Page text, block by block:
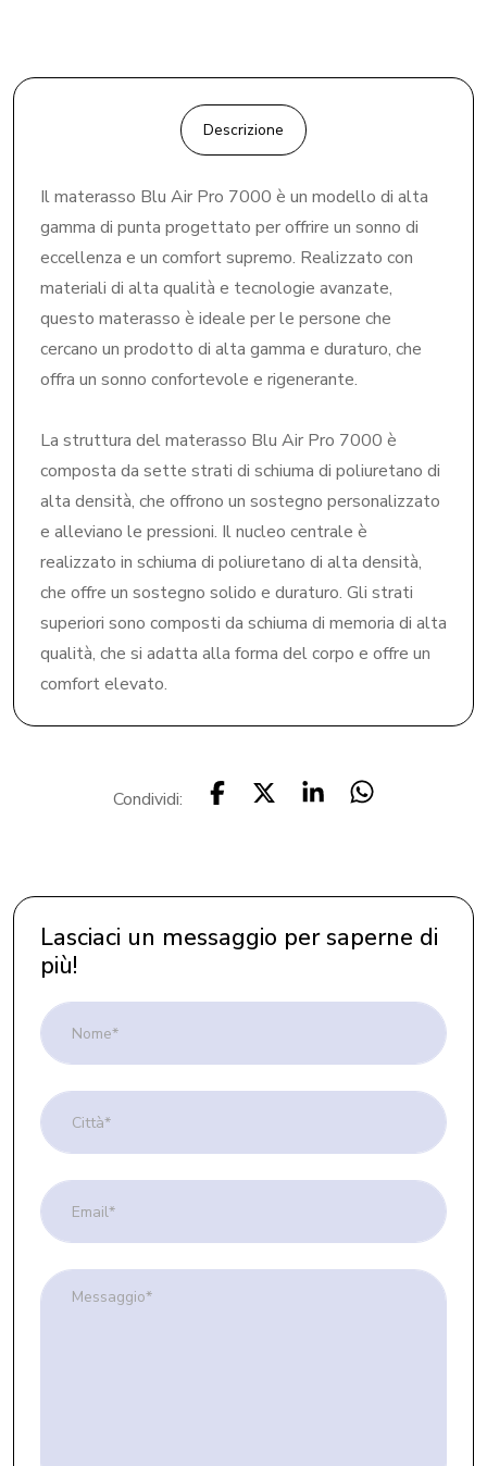
Descrizione
Il materasso Blu Air Pro 7000 è un modello di alta
gamma di punta progettato per offrire un sonno di
eccellenza e un comfort supremo. Realizzato con
materiali di alta qualità e tecnologie avanzate,
questo materasso è ideale per le persone che
cercano un prodotto di alta gamma e duraturo, che
offra un sonno confortevole e rigenerante.
La struttura del materasso Blu Air Pro 7000 è
composta da sette strati di schiuma di poliuretano di
alta densità, che offrono un sostegno personalizzato
e alleviano le pressioni. Il nucleo centrale è
realizzato in schiuma di poliuretano di alta densità,
che offre un sostegno solido e duraturo. Gli strati
superiori sono composti da schiuma di memoria di alta
qualità, che si adatta alla forma del corpo e offre un
comfort elevato.
Condividi:
Lasciaci un messaggio per saperne di
più!